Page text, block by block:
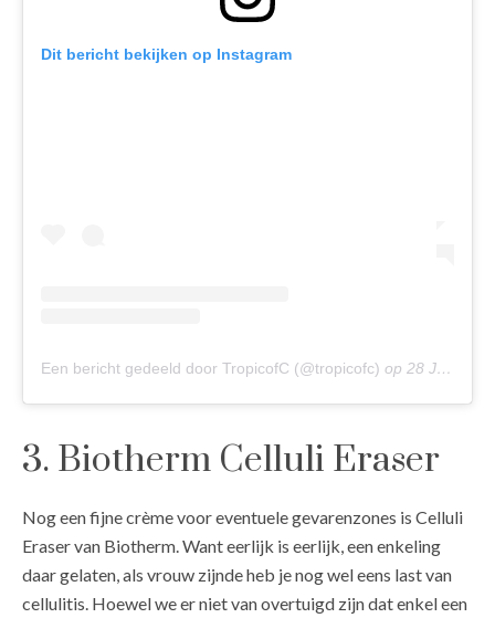
Dit bericht bekijken op Instagram
Een bericht gedeeld door TropicofC (@tropicofc) op 28 Jun 2018 om 3:35 (PDT)
3. Biotherm Celluli Eraser
Nog een fijne crème voor eventuele gevarenzones is Celluli
Eraser van Biotherm. Want eerlijk is eerlijk, een enkeling
daar gelaten, als vrouw zijnde heb je nog wel eens last van
cellulitis. Hoewel we er niet van overtuigd zijn dat enkel een